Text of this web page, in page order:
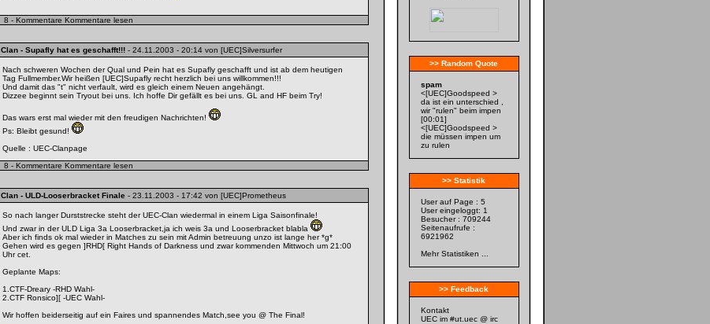
8 - Kommentare Kommentare lesen
Clan - Supafly hat es geschafft!!! - 24.11.2003 - 20:14 von [UEC]Silversurfer
Nach schweren Wochen der Qual und Pein hat es Supafly geschafft und ist ab dem heutigen
Tag Fullmember.Wir heißen [UEC]Supafly recht herzlich bei uns willkommen!!!
Und damit das "t" nicht verfault, wird es gleich einem Neuen angehängt.
Dizzee beginnt sein Tryout bei uns. Ich hoffe Dir gefällt es bei uns. GL and HF beim Try!
Das wars erst mal wieder mit den freudigen Nachrichten!
Ps: Bleibt gesund!
Quelle : UEC-Clanpage
8 - Kommentare Kommentare lesen
Clan - ULD-Looserbracket Finale - 23.11.2003 - 17:42 von [UEC]Prometheus
So nach langer Durststrecke steht der UEC-Clan wiedermal in einem Liga Saisonfinale!
Und zwar in der ULD Liga 3a Looserbracket,ja ich weis 3a und Looserbracket blabla
Aber ich finds ok mal wieder in Matches zu sein mit Admin betreuung unzo ist lange her *g*
Gehen wird es gegen ]RHD[ Right Hands of Darkness und zwar kommenden Mittwoch um 21:00
Uhr cet.
Geplante Maps:
1.CTF-Dreary -RHD Wahl-
2.CTF Ronsico][ -UEC Wahl-
Wir hoffen beiderseitig auf ein Faires und spannendes Match,see you @ The Final!
>> Random Quote
spam
<[UEC]Goodspeed >
da ist ein unterschied ,
wir "rulen" beim impen
[00:01]
<[UEC]Goodspeed >
die müssen impen um
zu rulen
>> Statistik
User auf Page : 5
User eingeloggt: 1
Besucher : 709244
Seitenaufrufe :
6921962
Mehr Statistiken ...
>> Feedback
Kontakt
UEC im #ut.uec @ irc